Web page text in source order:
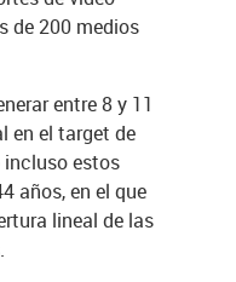
de 200 medios
entre 8 y 11
en el target de
incluso estos
años, en el que
lineal de las